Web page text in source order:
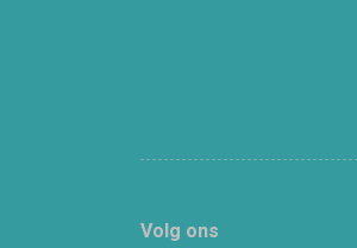
Volg ons